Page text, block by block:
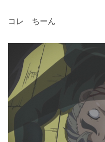
コレ ちーん